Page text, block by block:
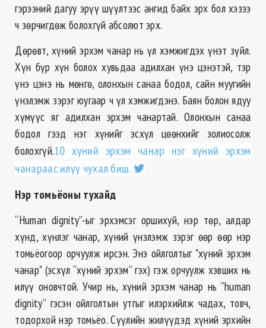
гэрээний дагуу эрүү шүүлтээс ангид байх эрх бол хэзээ
ч зөрчигдөж болохгүй абсолют эрх.
Дөрөвт, хүний эрхэм чанар нь үл хэмжигдэх үнэт зүйл.
Хүн бүр хүн болох хувьдаа адилхан үнэ цэнэтэй, тэр
үнэ цэнэ нь мөнгө, олонхын санаа бодол, сайн муугийн
үнэлэмж зэрэг юугаар ч үл хэмжигдэнэ. Баян болон ядуу
хүмүүс яг адилхан эрхэм чанартай. Олонхын санаа
бодол гээд нэг хүнийг эсхүл цөөнхийг золиосолж
болохгүй.10 хүний эрхэм чанар нэг хүний эрхэм
чанараас илүү чухал биш.
Нэр томьёоны тухайд
“Human dignity”-ыг эрхэмсэг оршихуй, нэр төр, алдар
хүнд, хүнлэг чанар, хүний үнэлэмж зэрэг өөр өөр нэр
томьёогоор орчуулж ирсэн. Энэ ойлголтыг "хүний эрхэм
чанар" (эсхүл “хүний эрхэм” гэх) гэж орчуулж хэвших нь
илүү оновчтой. Учир нь, хүний эрхэм чанар нь “human
dignity” гэсэн ойлголтын утгыг илэрхийлж чадах, товч,
тодорхой нэр томьёо. Сүүлийн жилүүдэд хүний эрхийн